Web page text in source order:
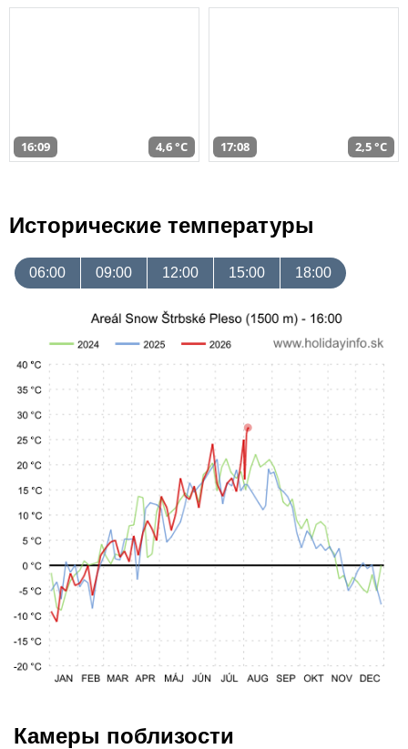
16:09 4,6 °C 17:08 2,5 °C
Исторические температуры
06:00 09:00 12:00 15:00 18:00
Камеры поблизости